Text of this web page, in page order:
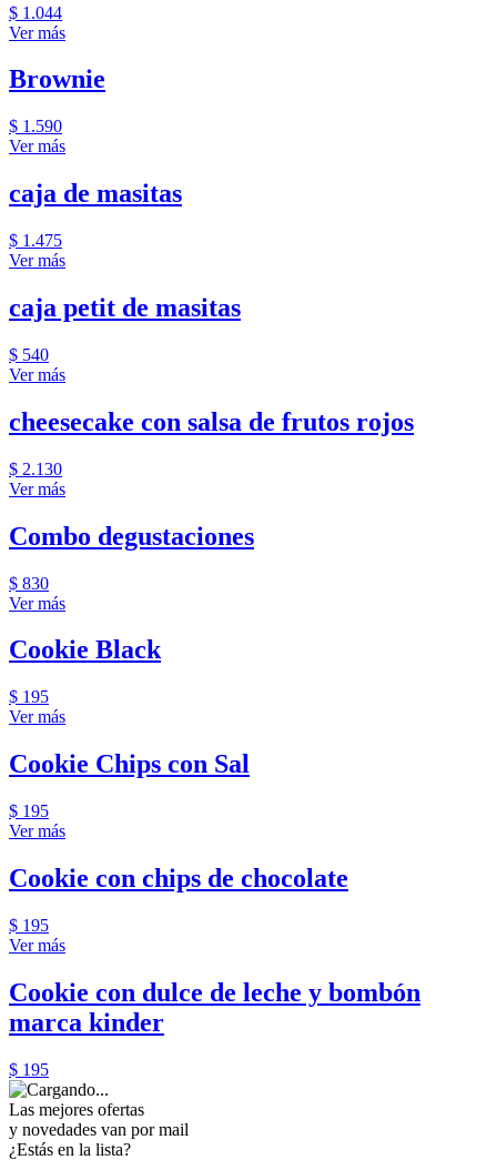
$ 1.044
Ver más
Brownie
$ 1.590
Ver más
caja de masitas
$ 1.475
Ver más
caja petit de masitas
$ 540
Ver más
cheesecake con salsa de frutos rojos
$ 2.130
Ver más
Combo degustaciones
$ 830
Ver más
Cookie Black
$ 195
Ver más
Cookie Chips con Sal
$ 195
Ver más
Cookie con chips de chocolate
$ 195
Ver más
Cookie con dulce de leche y bombón
marca kinder
$ 195
Las mejores ofertas
y novedades van por mail
¿Estás en la lista?